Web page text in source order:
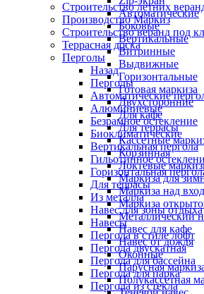
Автоматические
Боковые
Вертикальные
Витринные
Выдвижные
Горизонтальные
Готовая маркиза
Двухсторонние
Для кафе
Для террасы
Кассетные
Корзинная
Локтевые
Маркиза для
Маркиза над
Маркиза
Металлический
Навес для кафе
Навес от дождя
Оконные
Парусная
Полукассетная
Строительство летних
Производство Маркиз
Строительство веранд под
Террасная доска
Перголы
Назад
Перголы
Автоматические
Алюминиевые
Безрамное остекление
Биоклиматические
Вертикальная пергола
Гильотинное
Горизонтальная
Для террасы
Из металла
Навес для зоны отдыха
Навесы
Пергола в стиле лофт
Пергола двускатная
Пергола для бассейна
Пергола для парка
Пергола из стекла